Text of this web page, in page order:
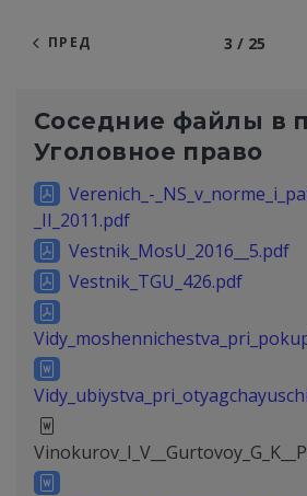
ПРЕД 3 / 25
Соседние файлы в
Уголовное право
Verenich_-
_II_2011.pdf
Vestnik_MosU_2016__5.pdf
Vestnik_TGU_426.pdf